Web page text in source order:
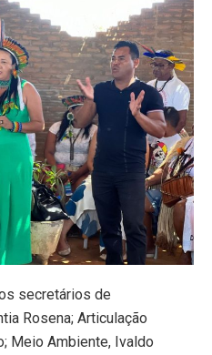
secretários de
Rosena; Articulação
Meio Ambiente, Ivaldo